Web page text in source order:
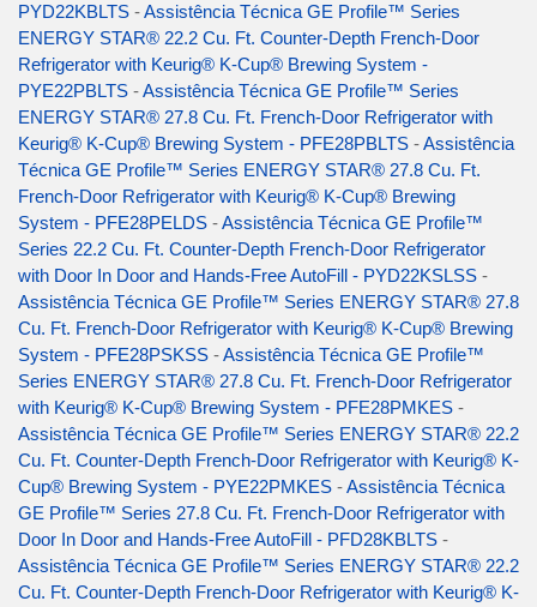
PYD22KBLTS -Assistência Técnica GE Profile™ Series
ENERGY STAR® 22.2 Cu. Ft. Counter-Depth French-Door
Refrigerator with Keurig® K-Cup® Brewing System -
PYE22PBLTS -Assistência Técnica GE Profile™ Series
ENERGY STAR® 27.8 Cu. Ft. French-Door Refrigerator with
Keurig® K-Cup® Brewing System - PFE28PBLTS -Assistência
Técnica GE Profile™ Series ENERGY STAR® 27.8 Cu. Ft.
French-Door Refrigerator with Keurig® K-Cup® Brewing
System - PFE28PELDS -Assistência Técnica GE Profile™
Series 22.2 Cu. Ft. Counter-Depth French-Door Refrigerator
with Door In Door and Hands-Free AutoFill - PYD22KSLSS -
Assistência Técnica GE Profile™ Series ENERGY STAR® 27.8
Cu. Ft. French-Door Refrigerator with Keurig® K-Cup® Brewing
System - PFE28PSKSS -Assistência Técnica GE Profile™
Series ENERGY STAR® 27.8 Cu. Ft. French-Door Refrigerator
with Keurig® K-Cup® Brewing System - PFE28PMKES -
Assistência Técnica GE Profile™ Series ENERGY STAR® 22.2
Cu. Ft. Counter-Depth French-Door Refrigerator with Keurig® K-
Cup® Brewing System - PYE22PMKES -Assistência Técnica
GE Profile™ Series 27.8 Cu. Ft. French-Door Refrigerator with
Door In Door and Hands-Free AutoFill - PFD28KBLTS -
Assistência Técnica GE Profile™ Series ENERGY STAR® 22.2
Cu. Ft. Counter-Depth French-Door Refrigerator with Keurig® K-